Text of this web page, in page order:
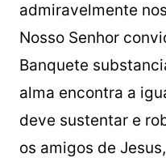
admiravelmente
Nosso Senhor
Banquete
alma encontra a
deve sustentar e
os amigos de